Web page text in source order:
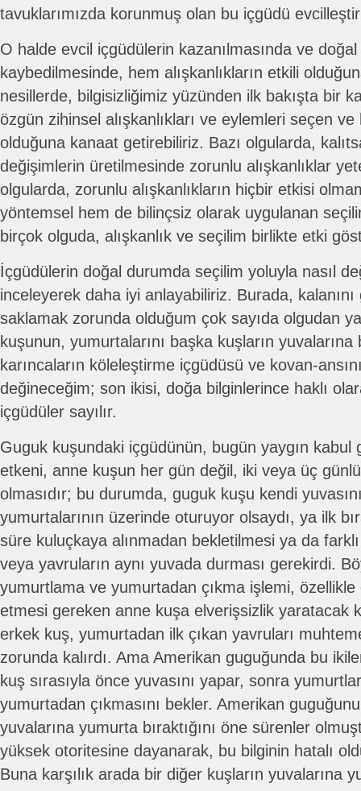
tavuklarımızda korunmuş olan bu içgüdü
O halde evcil içgüdülerin kazanılmasında ve
kaybedilmesinde, hem alışkanlıkların etkili
nesillerde, bilgisizliğimiz yüzünden ilk bakışta bir
özgün zihinsel alışkanlıkları ve eylemleri seçen
olduğuna kanaat getirebiliriz. Bazı olgularda,
değişimlerin üretilmesinde zorunlu alışkanlıklar
olgularda, zorunlu alışkanlıkların hiçbir etkisi
yöntemsel hem de bilinçsiz olarak uygulanan
birçok olguda, alışkanlık ve seçilim birlikte etki
İçgüdülerin doğal durumda seçilim yoluyla nasıl
inceleyerek daha iyi anlayabiliriz. Burada, kalanını
saklamak zorunda olduğum çok sayıda olgudan
kuşunun, yumurtalarını başka kuşların yuvalarına
karıncaların köleleştirme içgüdüsü ve kovan-
değineceğim; son ikisi, doğa bilginlerince haklı
içgüdüler sayılır.
Guguk kuşundaki içgüdünün, bugün yaygın kabul
etkeni, anne kuşun her gün değil, iki veya üç
olmasıdır; bu durumda, guguk kuşu kendi
yumurtalarının üzerinde oturuyor olsaydı, ya ilk
süre kuluçkaya alınmadan bekletilmesi ya da
veya yavruların aynı yuvada durması gerekirdi.
yumurtlama ve yumurtadan çıkma işlemi,
etmesi gereken anne kuşa elverişsizlik yaratacak
erkek kuş, yumurtadan ilk çıkan yavruları
zorunda kalırdı. Ama Amerikan guguğunda bu
kuş sırasıyla önce yuvasını yapar, sonra
yumurtadan çıkmasını bekler. Amerikan
yuvalarına yumurta bıraktığını öne sürenler
yüksek otoritesine dayanarak, bu bilginin hatalı
Buna karşılık arada bir diğer kuşların yuvalarına